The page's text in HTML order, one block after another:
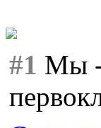
#1 Мы -